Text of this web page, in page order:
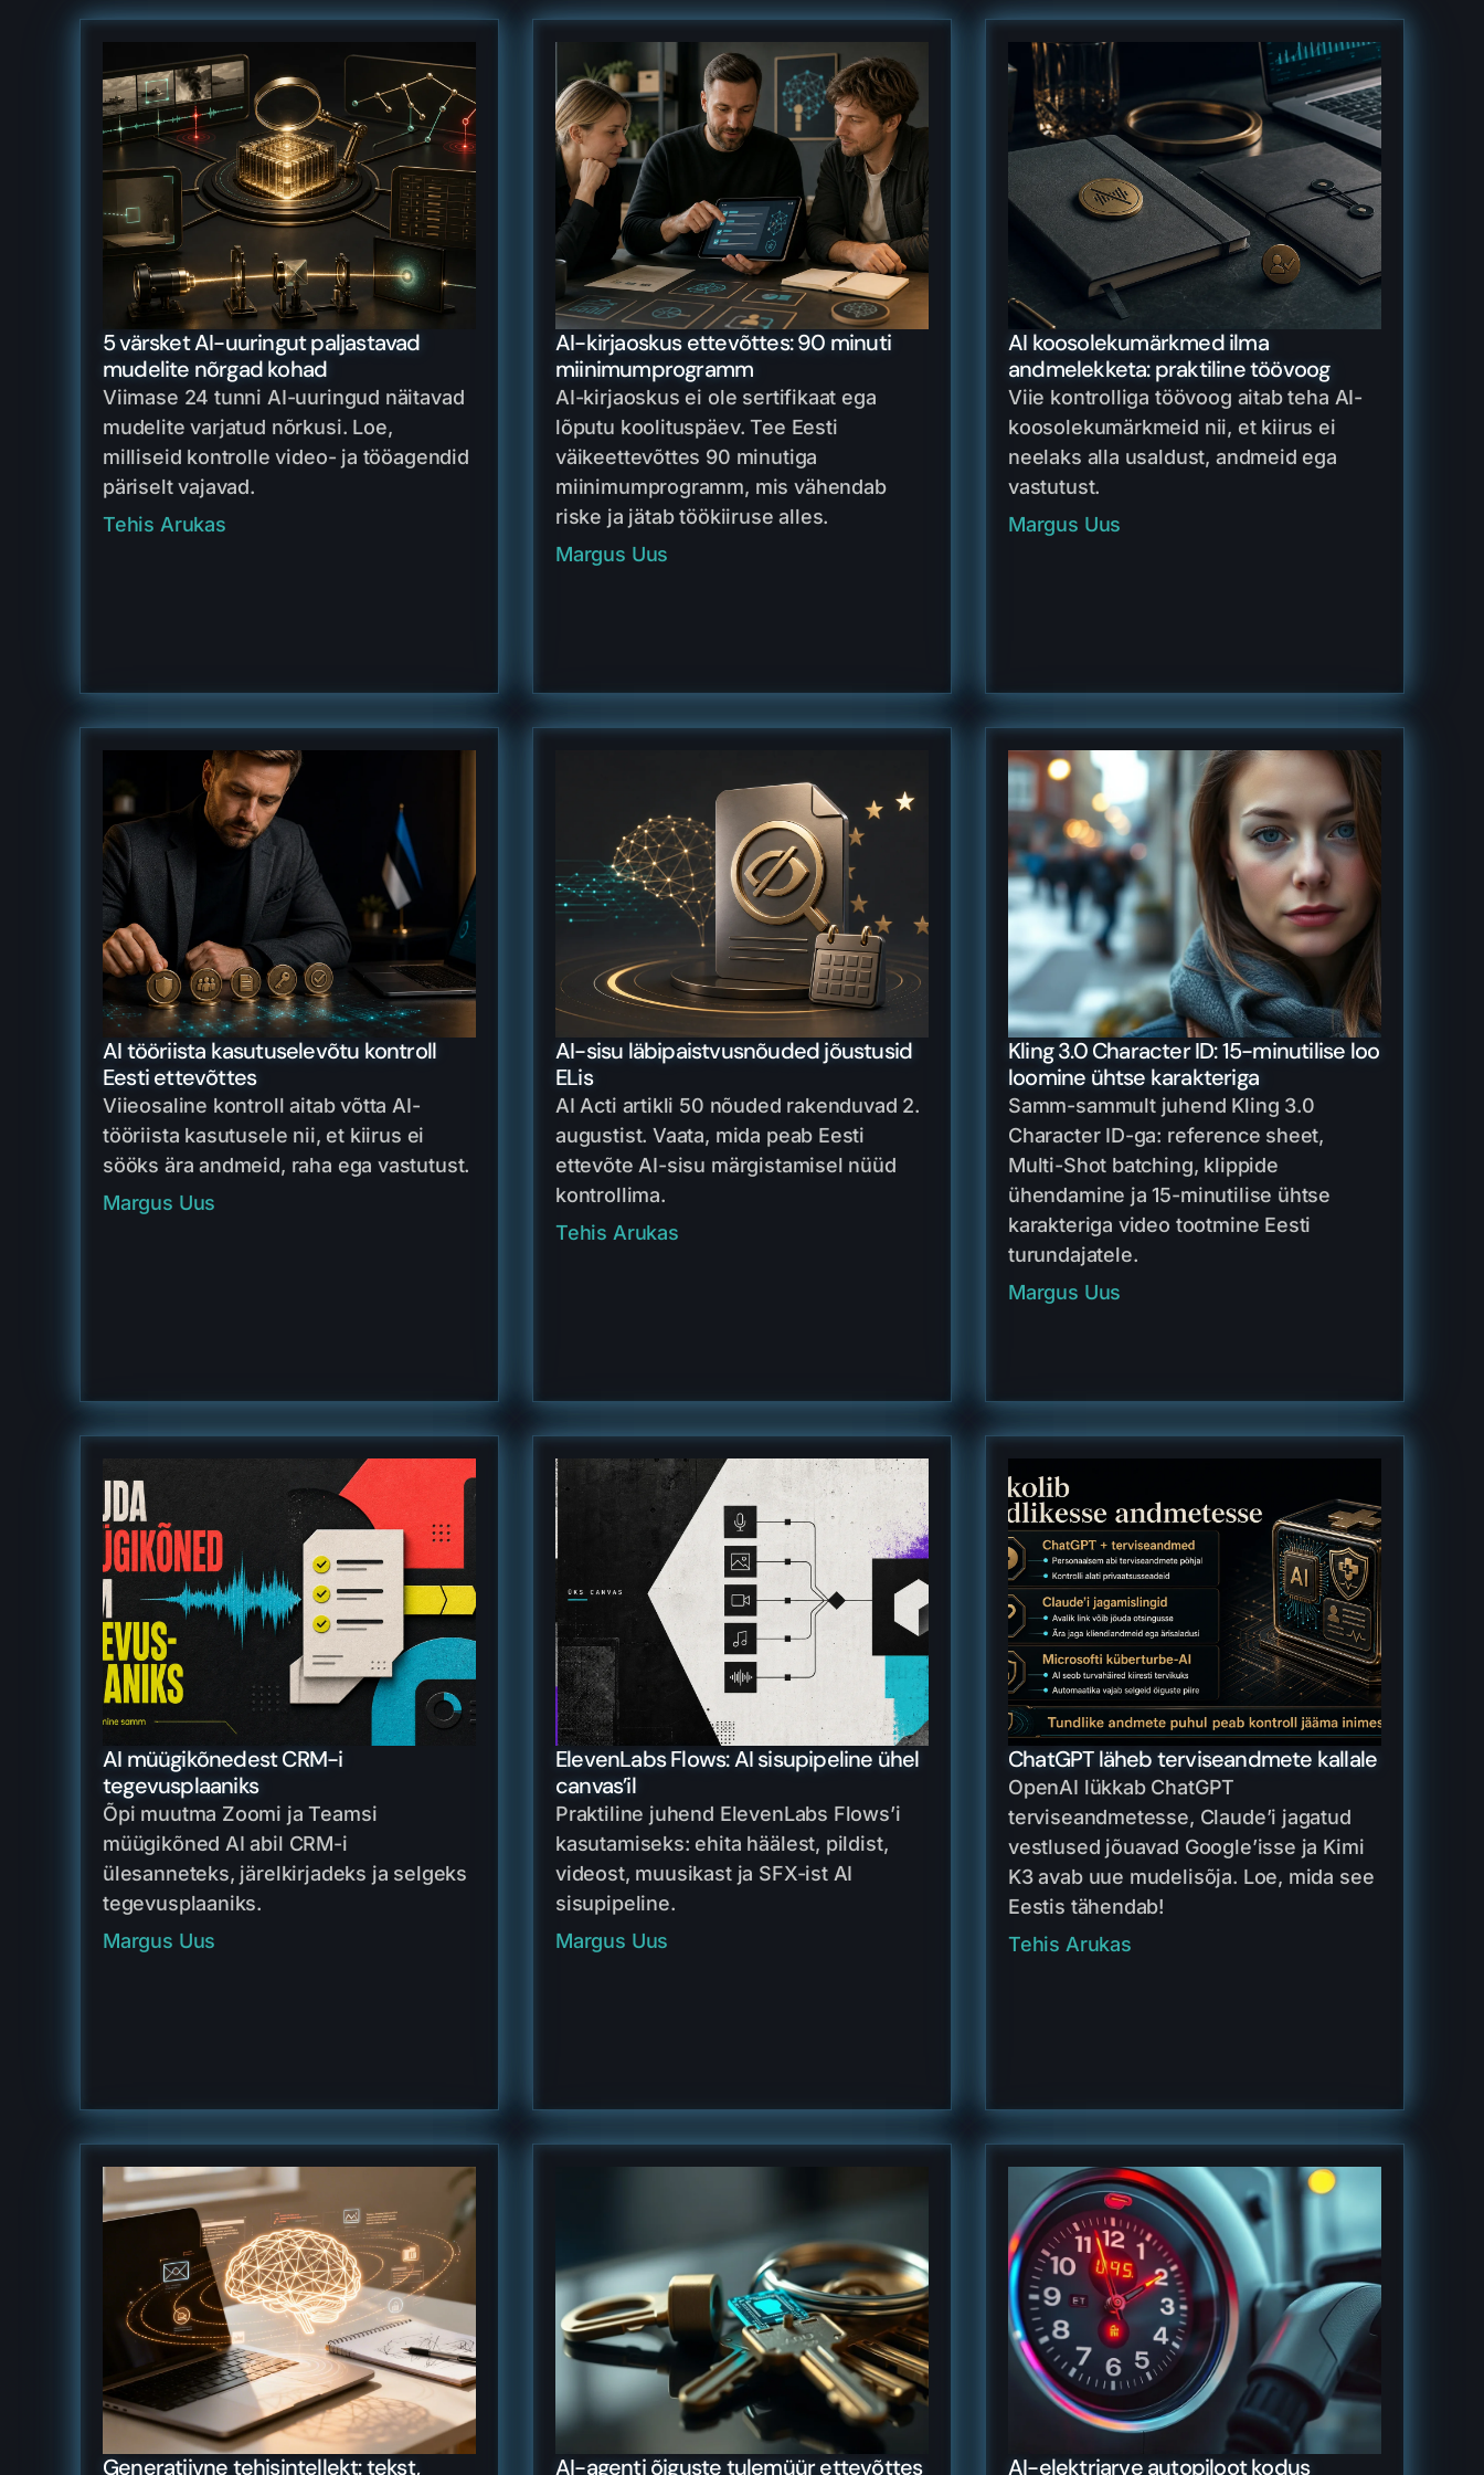
5 värsket AI-uuringut paljastavad
mudelite nõrgad kohad
Viimase 24 tunni AI-uuringud näitavad
mudelite varjatud nõrkusi. Loe,
milliseid kontrolle video- ja tööagendid
päriselt vajavad.
Tehis Arukas
AI-kirjaoskus ettevõttes: 90 minuti
miinimumprogramm
AI-kirjaoskus ei ole sertifikaat ega
lõputu koolituspäev. Tee Eesti
väikeettevõttes 90 minutiga
miinimumprogramm, mis vähendab
riske ja jätab töökiiruse alles.
Margus Uus
AI koosolekumärkmed ilma
andmelekketa: praktiline töövoog
Viie kontrolliga töövoog aitab teha AI-
koosolekumärkmeid nii, et kiirus ei
neelaks alla usaldust, andmeid ega
vastutust.
Margus Uus
AI tööriista kasutuselevõtu kontroll
Eesti ettevõttes
Viieosaline kontroll aitab võtta AI-
tööriista kasutusele nii, et kiirus ei
sööks ära andmeid, raha ega vastutust.
Margus Uus
AI-sisu läbipaistvusnõuded jõustusid
ELis
AI Acti artikli 50 nõuded rakenduvad 2.
augustist. Vaata, mida peab Eesti
ettevõte AI-sisu märgistamisel nüüd
kontrollima.
Tehis Arukas
Kling 3.0 Character ID: 15-minutilise loo
loomine ühtse karakteriga
Samm-sammult juhend Kling 3.0
Character ID-ga: reference sheet,
Multi-Shot batching, klippide
ühendamine ja 15-minutilise ühtse
karakteriga video tootmine Eesti
turundajatele.
Margus Uus
AI müügikõnedest CRM-i
tegevusplaaniks
Õpi muutma Zoomi ja Teamsi
müügikõned AI abil CRM-i
ülesanneteks, järelkirjadeks ja selgeks
tegevusplaaniks.
Margus Uus
ElevenLabs Flows: AI sisupipeline ühel
canvas’il
Praktiline juhend ElevenLabs Flows’i
kasutamiseks: ehita häälest, pildist,
videost, muusikast ja SFX-ist AI
sisupipeline.
Margus Uus
ChatGPT läheb terviseandmete kallale
OpenAI lükkab ChatGPT
terviseandmetesse, Claude’i jagatud
vestlused jõuavad Google’isse ja Kimi
K3 avab uue mudelisõja. Loe, mida see
Eestis tähendab!
Tehis Arukas
Generatiivne tehisintellekt: tekst, AI-agenti õiguste tulemüür ettevõttes AI-elektriarve autopiloot kodus